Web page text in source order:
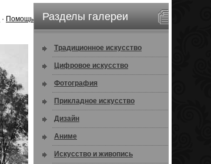
· Помощь Разделы галереи
Традиционное искусство
Цифровое искусство
Фотография
Прикладное искусство
Дизайн
Аниме
Искусство и живопись